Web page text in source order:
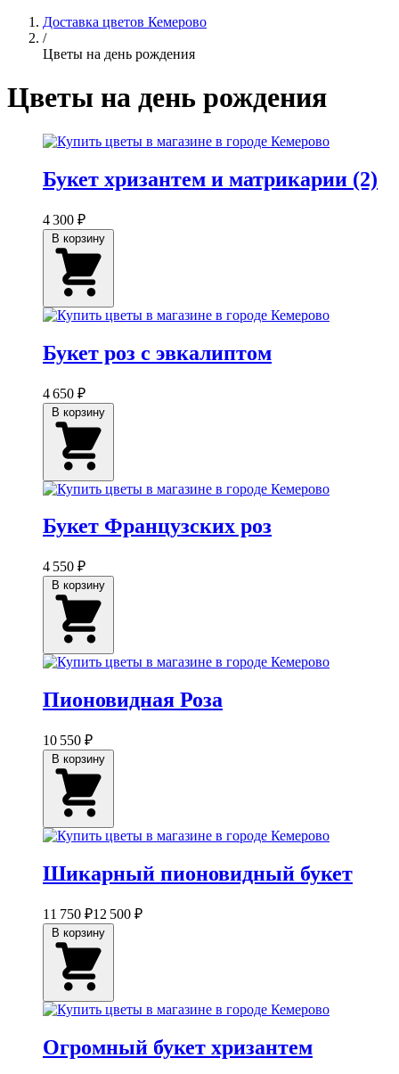
Доставка цветов Кемерово
/
Цветы на день рождения
Цветы на день рождения
Букет хризантем и матрикарии (2)
4 300 ₽
Букет роз с эвкалиптом
4 650 ₽
Букет Французских роз
4 550 ₽
Пионовидная Роза
10 550 ₽
Шикарный пионовидный букет
11 750 ₽12 500 ₽
Огромный букет хризантем